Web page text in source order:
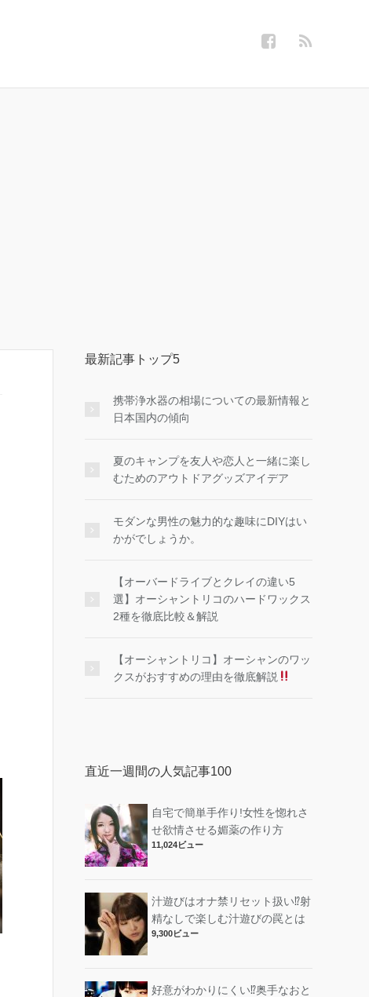
最新記事トップ5
携帯浄水器の相場についての最新情報と
日本国内の傾向
夏のキャンプを友人や恋人と一緒に楽し
むためのアウトドアグッズアイデア
モダンな男性の魅力的な趣味にDIYはい
かがでしょうか。
【オーバードライブとクレイの違い5
選】オーシャントリコのハードワックス
2種を徹底比較＆解説
【オーシャントリコ】オーシャンのワッ
クスがおすすめの理由を徹底解説
直近一週間の人気記事100
自宅で簡単手作り!女性を惚れさ
せ欲情させる媚薬の作り方
11,024ビュー
汁遊びはオナ禁リセット扱い⁉︎射
精なしで楽しむ汁遊びの罠とは
9,300ビュー
好意がわかりにくい⁉︎奥手なおと